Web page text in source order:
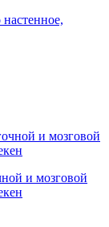
и мозговой